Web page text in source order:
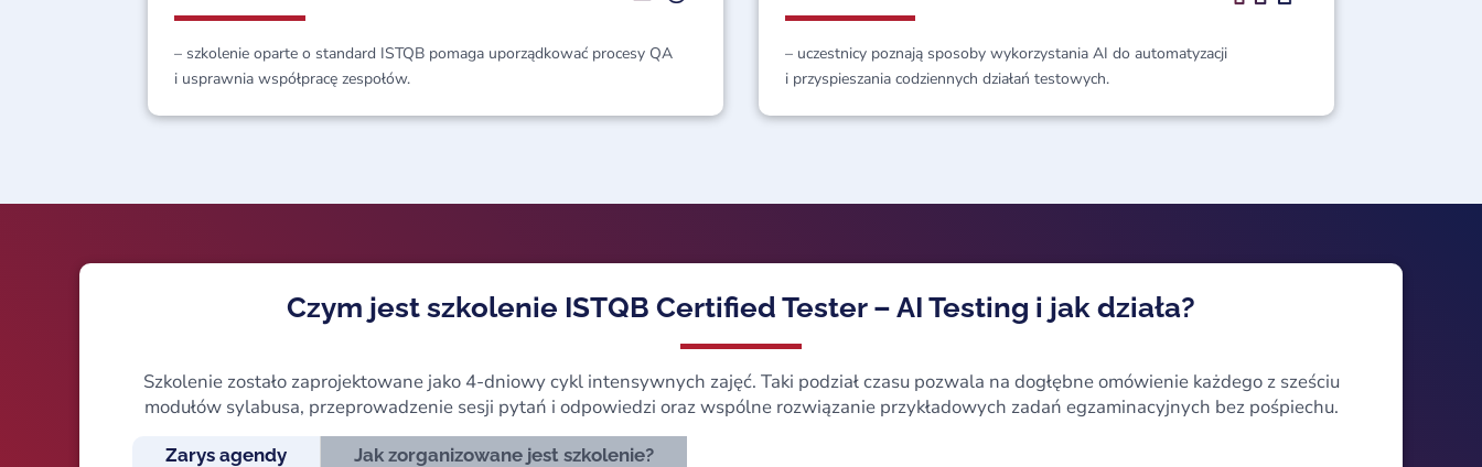
– szkolenie oparte o standard ISTQB pomaga uporządkować procesy QA
i usprawnia współpracę zespołów.
– uczestnicy poznają sposoby wykorzystania AI do automatyzacji
i przyspieszania codziennych działań testowych.
Czym jest szkolenie ISTQB Certified Tester – AI Testing i jak działa?
Szkolenie zostało zaprojektowane jako 4-dniowy cykl intensywnych zajęć. Taki podział czasu pozwala na dogłębne omówienie każdego z sześciu
modułów sylabusa, przeprowadzenie sesji pytań i odpowiedzi oraz wspólne rozwiązanie przykładowych zadań egzaminacyjnych bez pośpiechu.
Zarys agendy Jak zorganizowane jest szkolenie?